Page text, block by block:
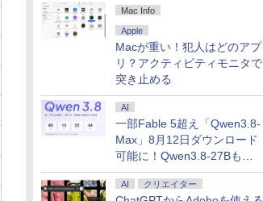
Mac Info
Apple
Macが重い！犯人はどのアプ
リ？アクティビティモニタで
突き止める
AI
一部Fable 5超え「Qwen3.8-
Max」8月12日ダウンロード
可能に！Qwen3.8-27Bも順
次
AI クリエイター